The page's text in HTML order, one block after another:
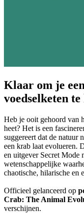
Klaar om je
voedselketen
Heb je ooit gehoord van
heet? Het is een
suggereert dat de natuur
een krab laat evolueren.
en uitgever Secret Mode
wetenschappelijke
chaotische, hilarische en
Officieel gelanceerd op
Crab: The Animal
verschijnen.